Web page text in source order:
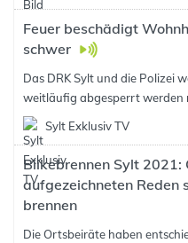
Feuer beschädigt
schwer
Das DRK Sylt und die Polizei
weitläufig abgesperrt werden
Sylt Exklusiv TV
Biikebrennen Sylt 2021:
aufgezeichneten Reden
brennen
Die Ortsbeiräte haben